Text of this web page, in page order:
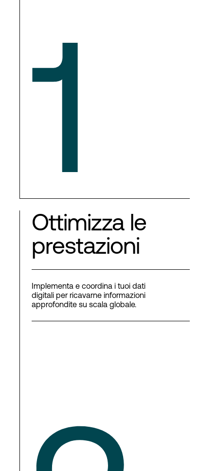
1
Ottimizza le
prestazioni
Implementa e coordina i tuoi dati
digitali per ricavarne informazioni
approfondite su scala globale.